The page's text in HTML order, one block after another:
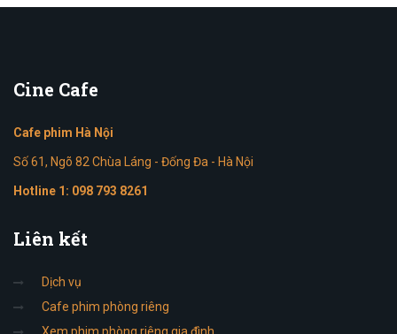
Cine Cafe
Cafe phim Hà Nội
Số 61, Ngõ 82 Chùa Láng - Đống Đa - Hà Nội
Hotline 1: 098 793 8261
Liên kết
Dịch vụ
Cafe phim phòng riêng
Xem phim phòng riêng gia đình